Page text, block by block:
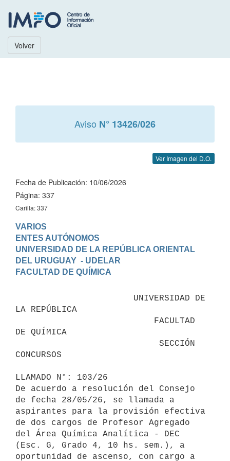
Volver
Aviso N° 13426/026
Ver Imagen del D.O.
Fecha de Publicación: 10/06/2026
Página: 337
Carilla: 337
VARIOS
ENTES AUTÓNOMOS
UNIVERSIDAD DE LA REPÚBLICA ORIENTAL
DEL URUGUAY  - UDELAR
LA REPÚBLICA
DE QUÍMICA
CONCURSOS
LLAMADO N°: 103/26
De acuerdo a resolución del Consejo
de fecha 28/05/26, se llamada a
aspirantes para la provisión efectiva
de dos cargos de Profesor Agregado
del Área Química Analítica - DEC
(Esc. G, Grado 4, 10 hs. sem.), a
oportunidad de ascenso, con cargo a